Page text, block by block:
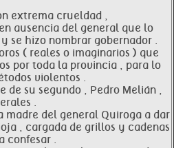
extrema crueldad ,
ausencia del general que lo
se hizo nombrar gobernador .
( reales o imaginarios ) que
por toda la provincia , para lo
violentos .
de su segundo , Pedro Melián ,
.
madre del general Quiroga a dar
, cargada de grillos y cadenas
confesar .